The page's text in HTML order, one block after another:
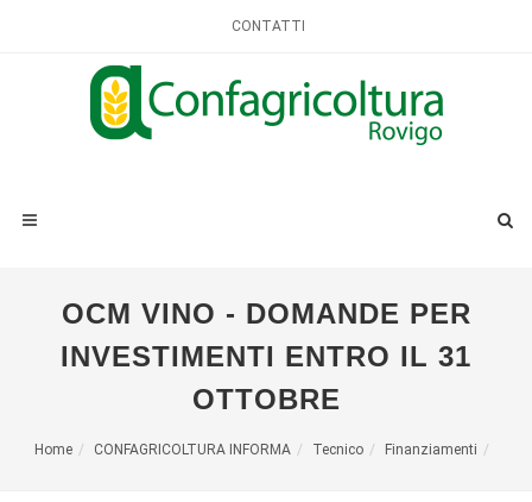
CONTATTI
OCM VINO - DOMANDE PER
INVESTIMENTI ENTRO IL 31
OTTOBRE
Home CONFAGRICOLTURA INFORMA Tecnico Finanziamenti